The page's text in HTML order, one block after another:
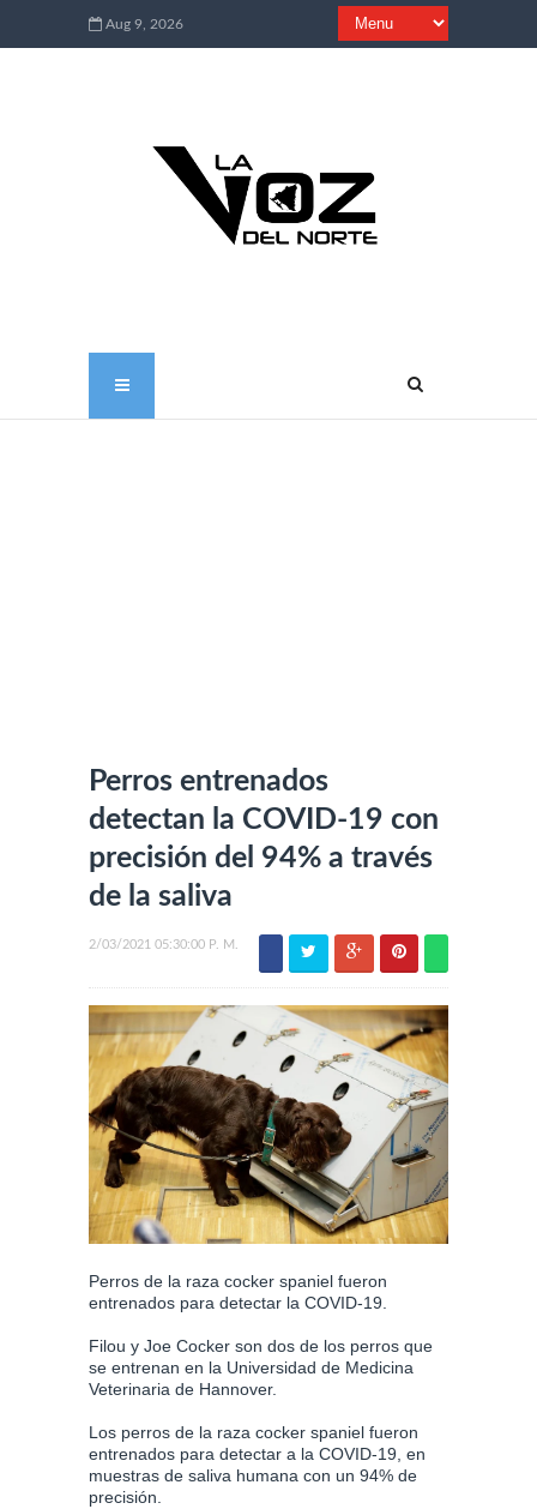
Aug 9, 2026
Perros entrenados
detectan la COVID-19 con
precisión del 94% a través
de la saliva
2/03/2021 05:30:00 P. M.
Perros de la raza cocker spaniel fueron
entrenados para detectar la COVID-19.
Filou y Joe Cocker son dos de los perros que
se entrenan en la Universidad de Medicina
Veterinaria de Hannover.
Los perros de la raza cocker spaniel fueron
entrenados para detectar a la COVID-19, en
muestras de saliva humana con un 94% de
precisión.